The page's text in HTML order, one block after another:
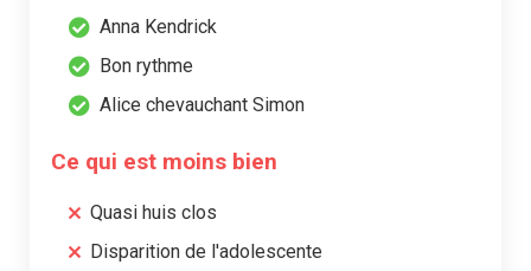
Anna Kendrick
Bon rythme
Alice chevauchant Simon
Ce qui est moins bien
Quasi huis clos
Disparition de l'adolescente